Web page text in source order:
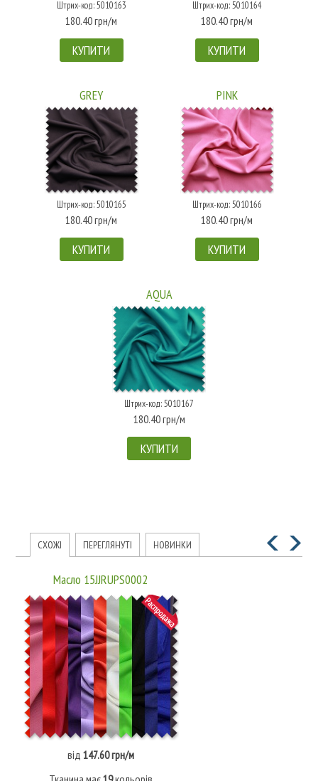
Штрих-код: 5010163
180.40 грн/м
КУПИТИ
Штрих-код: 5010164
180.40 грн/м
КУПИТИ
GREY
Штрих-код: 5010165
180.40 грн/м
КУПИТИ
PINK
Штрих-код: 5010166
180.40 грн/м
КУПИТИ
AQUA
Штрих-код: 5010167
180.40 грн/м
КУПИТИ
СХОЖІ ПЕРЕГЛЯНУТІ НОВИНКИ
Масло 15JJRUPS0002
від 147.60 грн/м